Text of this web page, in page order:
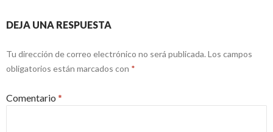
DEJA UNA RESPUESTA
Tu dirección de correo electrónico no será publicada. Los campos
obligatorios están marcados con *
Comentario *